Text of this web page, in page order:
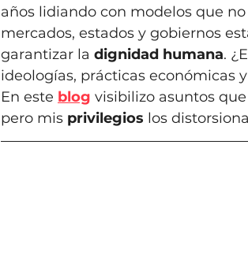
años lidiando con modelos que
mercados, estados y gobiernos
garantizar la dignidad humana.
ideologías, prácticas económicas
En este blog visibilizo asuntos
pero mis privilegios los